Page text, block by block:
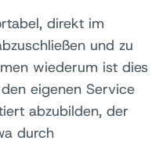
direkt im
und zu
wiederum ist dies
eigenen Service
abzubilden, der
durch